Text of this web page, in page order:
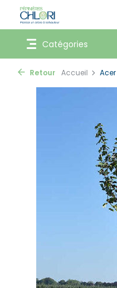
Catégories
Retour Accueil Acer